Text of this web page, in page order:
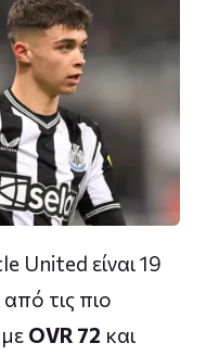
United είναι 19
τις πιο
OVR 72 και